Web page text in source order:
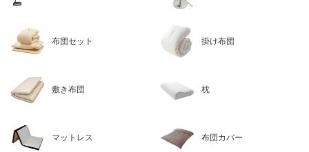
布団セット 掛け布団
敷き布団 枕
マットレス 布団カバー